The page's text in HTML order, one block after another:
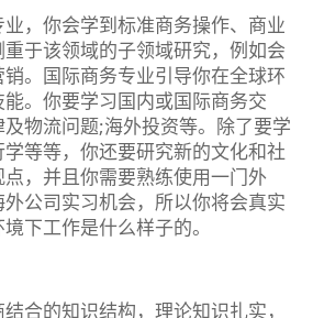
，你会学到标准商务操作、商业
于该领域的子领域研究，例如会
。国际商务专业引导你在全球环
。你要学习国内或国际商务交
物流问题;海外投资等。除了要学
等等，你还要研究新的文化和社
，并且你需要熟练使用一门外
公司实习机会，所以你将会真实
下工作是什么样子的。
合的知识结构，理论知识扎实，